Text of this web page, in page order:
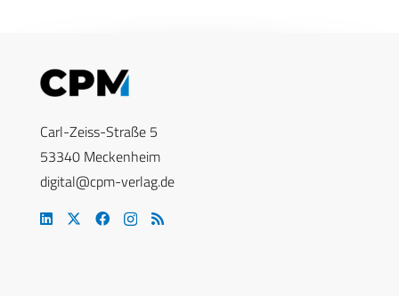
Carl-Zeiss-Straße 5
53340 Meckenheim
digital@cpm-verlag.de